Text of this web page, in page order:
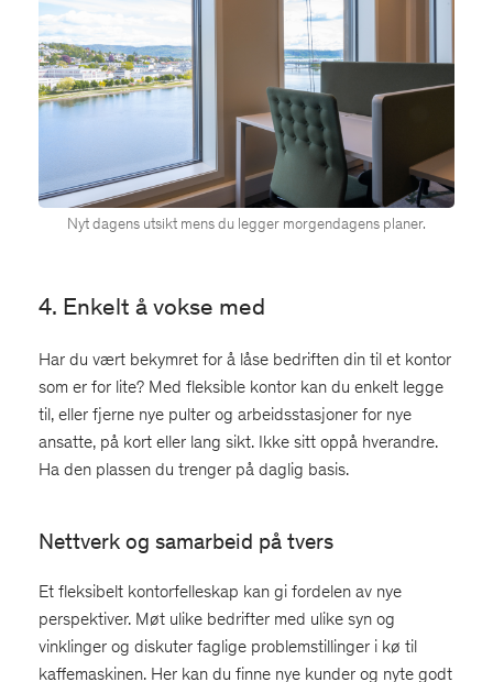
Nyt dagens utsikt mens du legger morgendagens planer.
4. Enkelt å vokse med
Har du vært bekymret for å låse bedriften din til et kontor
som er for lite? Med fleksible kontor kan du enkelt legge
til, eller fjerne nye pulter og arbeidsstasjoner for nye
ansatte, på kort eller lang sikt. Ikke sitt oppå hverandre.
Ha den plassen du trenger på daglig basis.
Nettverk og samarbeid på tvers
Et fleksibelt kontorfelleskap kan gi fordelen av nye
perspektiver. Møt ulike bedrifter med ulike syn og
vinklinger og diskuter faglige problemstillinger i kø til
kaffemaskinen. Her kan du finne nye kunder og nyte godt